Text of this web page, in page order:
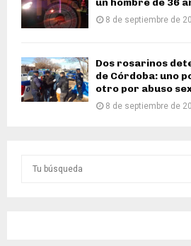
8 de septiembre de
Dos rosarinos
de Córdoba: uno
otro por abuso
8 de septiembre de